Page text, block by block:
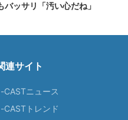
ッサリ「汚い心だね」
連サイト
CASTニュース
CASTトレンド